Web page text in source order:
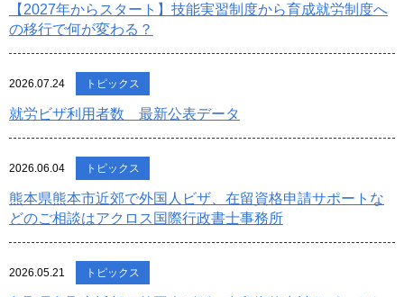
【2027年からスタート】技能実習制度から育成就労制度へ
の移行で何が変わる？
2026.07.24 トピックス
就労ビザ利用者数 最新公表データ
2026.06.04 トピックス
熊本県熊本市近郊で外国人ビザ、在留資格申請サポートな
どのご相談はアクロス国際行政書士事務所
2026.05.21 トピックス